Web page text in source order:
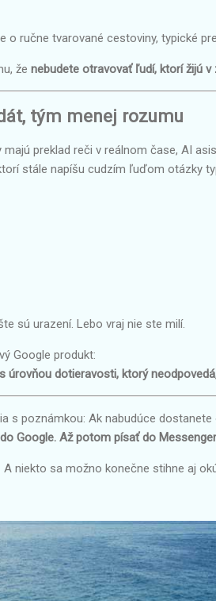
o ručne tvarované cestoviny, typické
že nebudete otravovať ľudí, ktorí žijú
tým menej rozumu
majú preklad reči v reálnom čase, AI
stále napíšu cudzím ľuďom otázky
sú urazení. Lebo vraj nie ste milí.
Google produkt:
úrovňou dotieravosti, ktorý
s poznámkou: Ak nabudúce
Google. Až potom písať do
niekto sa možno konečne stihne aj